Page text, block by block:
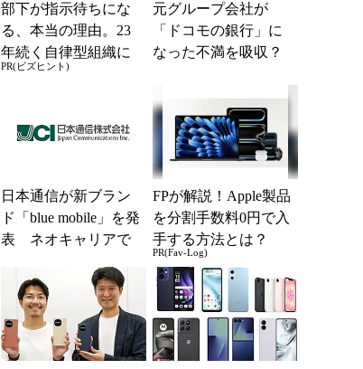
部下が指示待ちにな
る、本当の理由。23
年続く自律型組織に
共通する「3つの要
PR(ビズヒント)
元グループ会社が
「ドコモの銀行」に
なった不満を吸収？
BIの銀行」として最
大5....
日本通信が新ブラン
ド「blue mobile」を発
表 ネオキャリアで
FPが解説！Apple製品
を分割手数料0円で入
手する方法とは？
PR(Fav-Log)